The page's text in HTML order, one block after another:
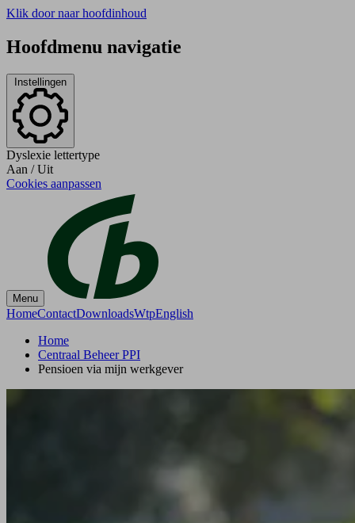
Klik door naar hoofdinhoud
Hoofdmenu navigatie
Instellingen
Dyslexie lettertype
Aan / Uit
Cookies aanpassen
Menu
HomeContactDownloadsWtpEnglish
Home
Centraal Beheer PPI
Pensioen via mijn werkgever